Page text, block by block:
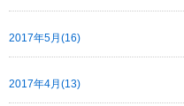
2017年5月(16)
2017年4月(13)